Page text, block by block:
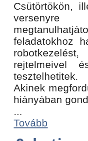
Csütörtökön,
versenyre
feladatokhoz
rejtelmeivel
tesztelhetitek.
Akinek
hiányában
...
Tovább